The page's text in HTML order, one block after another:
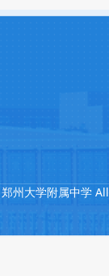
州大学附属中学